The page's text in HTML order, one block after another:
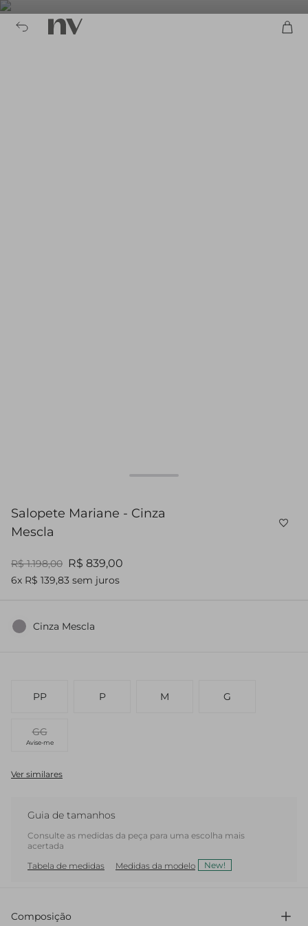
Salopete Mariane - Cinza
Mescla
R$ 1.198,00 R$ 839,00
6x R$ 139,83 sem juros
Cinza Mescla
PP P M G
GG
Avise-me
Ver similares
Guia de tamanhos
Consulte as medidas da peça para uma escolha mais
acertada
Tabela de medidas
Medidas da modelo New!
Composição